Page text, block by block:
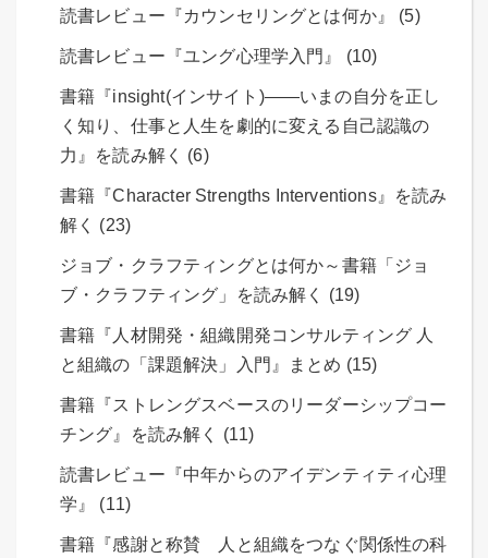
読書レビュー『カウンセリングとは何か』 (5)
読書レビュー『ユング心理学入門』 (10)
書籍『insight(インサイト)――いまの自分を正し
く知り、仕事と人生を劇的に変える自己認識の
力』を読み解く (6)
書籍『Character Strengths Interventions』を読み
解く (23)
ジョブ・クラフティングとは何か～書籍「ジョ
ブ・クラフティング」を読み解く (19)
書籍『人材開発・組織開発コンサルティング 人
と組織の「課題解決」入門』まとめ (15)
書籍『ストレングスベースのリーダーシップコー
チング』を読み解く (11)
読書レビュー『中年からのアイデンティティ心理
学』 (11)
書籍『感謝と称賛 人と組織をつなぐ関係性の科